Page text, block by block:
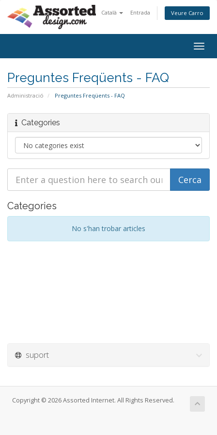
Català Entrada Veure Carro
Preguntes Freqüents - FAQ
Administració Preguntes Freqüents - FAQ
Categories
Categories
No s'han trobar articles
suport
Copyright © 2026 Assorted Internet. All Rights Reserved.